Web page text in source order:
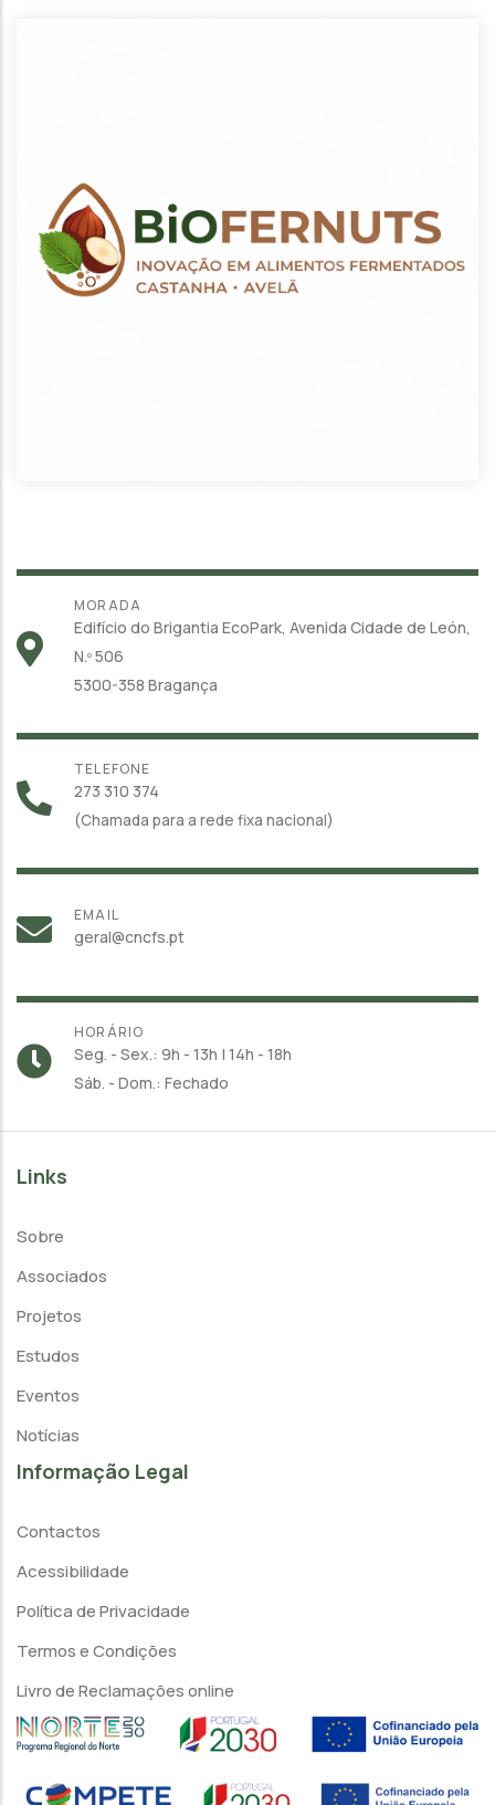
MORADA
Edifício do Brigantia EcoPark, Avenida Cidade de León,
N.º 506
5300-358 Bragança
TELEFONE
273 310 374
(Chamada para a rede fixa nacional)
EMAIL
geral@cncfs.pt
HORÁRIO
Seg. - Sex.: 9h - 13h | 14h - 18h
Sáb. - Dom.: Fechado
Links
Sobre
Associados
Projetos
Estudos
Eventos
Notícias
Informação Legal
Contactos
Acessibilidade
Política de Privacidade
Termos e Condições
Livro de Reclamações online